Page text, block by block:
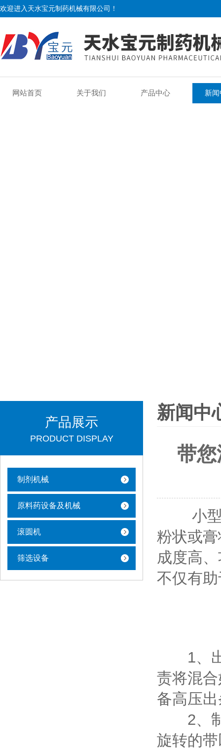
欢迎进入天水宝元制药机械有限公司！
网站首页 关于我们 产品中心 新
产品展示
PRODUCT DISPLAY
制剂机械
原料药设备及机械
滚圆机
筛选设备
新闻中
带
小型制
粉状或
成度高
不仅有
1、出
责将混
备高压
2、制
旋转的